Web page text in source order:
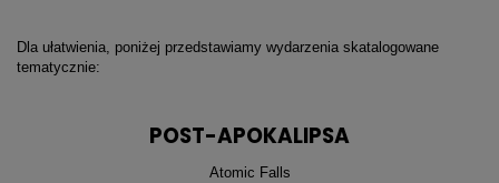
Dla ułatwienia, poniżej przedstawiamy wydarzenia skatalogowane
tematycznie:
POST-APOKALIPSA
Atomic Falls